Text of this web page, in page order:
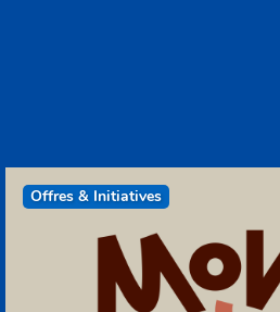
Offres & Initiatives